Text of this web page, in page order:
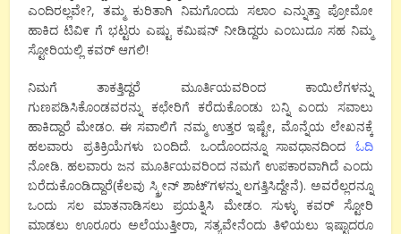
ಎಂದಿರಲ್ಲವೇ?, ತಮ್ಮ ಕುರಿತಾಗಿ ನಿಮಗೊಂದು ಸಲಾಂ ಎನ್ನುತ್ತಾ ಪ್ರೋಮೋ
ಹಾಕಿದ ಟಿವಿ೯ ಗೆ ಭಟ್ಟರು ಎಷ್ಟು ಕಮಿಷನ್ ನೀಡಿದ್ದರು ಎಂಬುದೂ ಸಹ ನಿಮ್ಮ
ಸ್ಟೋರಿಯಲ್ಲಿ ಕವರ್ ಆಗಲಿ!
ನಿಮಗೆ ತಾಕತ್ತಿದ್ದರೆ ಮೂರ್ತಿಯವರಿಂದ ಕಾಯಿಲೆಗಳನ್ನು
ಗುಣಪಡಿಸಿಕೊಂಡವರನ್ನು ಕಛೇರಿಗೆ ಕರೆದುಕೊಂಡು ಬನ್ನಿ ಎಂದು ಸವಾಲು
ಹಾಕಿದ್ದಾರೆ ಮೇಡಂ. ಈ ಸವಾಲಿಗೆ ನಮ್ಮ ಉತ್ತರ ಇಷ್ಟೇ, ಮೊನ್ನೆಯ ಲೇಖನಕ್ಕೆ
ಹಲವಾರು ಪ್ರತಿಕ್ರಿಯೆಗಳು ಬಂದಿದೆ. ಒಂದೊಂದನ್ನೂ ಸಾವಧಾನದಿಂದ ಓದಿ
ನೋಡಿ. ಹಲವಾರು ಜನ ಮೂರ್ತಿಯವರಿಂದ ನಮಗೆ ಉಪಕಾರವಾಗಿದೆ ಎಂದು
ಬರೆದುಕೊಂಡಿದ್ದಾರೆ(ಕೆಲವು ಸ್ಕ್ರೀನ್ ಶಾಟ್’ಗಳನ್ನು ಲಗತ್ತಿಸಿದ್ದೇನೆ). ಅವರೆಲ್ಲರನ್ನೂ
ಒಂದು ಸಲ ಮಾತನಾಡಿಸಲು ಪ್ರಯತ್ನಿಸಿ ಮೇಡಂ. ಸುಳ್ಳು ಕವರ್ ಸ್ಟೋರಿ
ಮಾಡಲು ಊರೂರು ಅಲೆಯುತ್ತೀರಾ, ಸತ್ಯವೇನೆಂದು ತಿಳಿಯಲು ಇಷ್ಟಾದರೂ